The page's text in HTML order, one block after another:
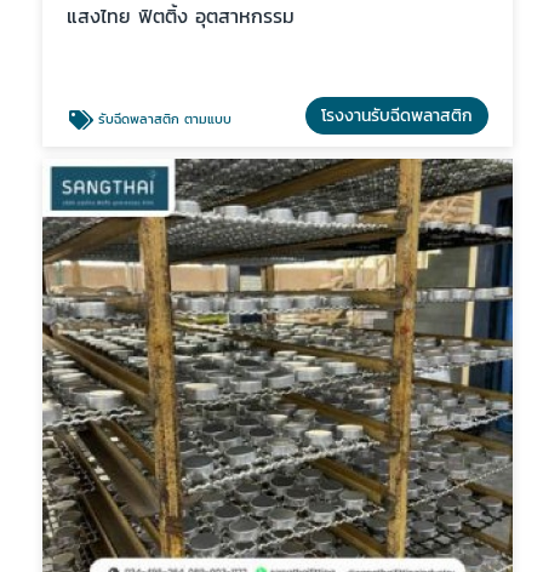
แสงไทย ฟิตติ้ง อุตสาหกรรม
รับฉีดพลาสติก ตามแบบ โรงงานรับฉีดพลาสติก